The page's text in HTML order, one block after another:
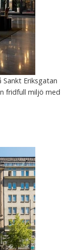
Eriksgatan
fridfull miljö med